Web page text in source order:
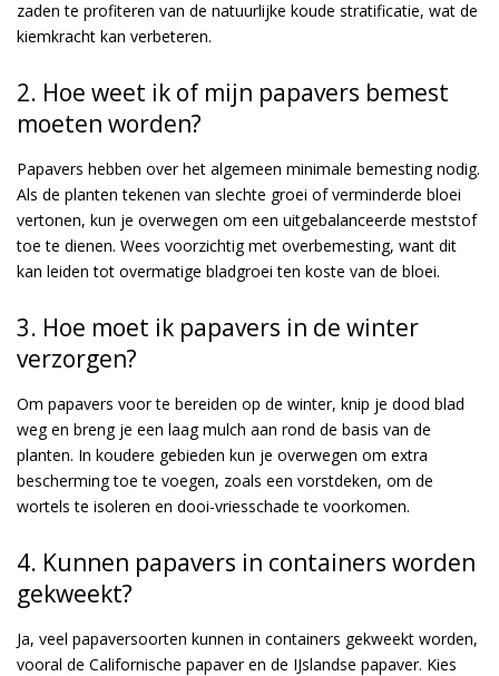
zaden te profiteren van de natuurlijke koude stratificatie, wat de
kiemkracht kan verbeteren.
2. Hoe weet ik of mijn papavers bemest
moeten worden?
Papavers hebben over het algemeen minimale bemesting nodig.
Als de planten tekenen van slechte groei of verminderde bloei
vertonen, kun je overwegen om een uitgebalanceerde meststof
toe te dienen. Wees voorzichtig met overbemesting, want dit
kan leiden tot overmatige bladgroei ten koste van de bloei.
3. Hoe moet ik papavers in de winter
verzorgen?
Om papavers voor te bereiden op de winter, knip je dood blad
weg en breng je een laag mulch aan rond de basis van de
planten. In koudere gebieden kun je overwegen om extra
bescherming toe te voegen, zoals een vorstdeken, om de
wortels te isoleren en dooi-vriesschade te voorkomen.
4. Kunnen papavers in containers worden
gekweekt?
Ja, veel papaversoorten kunnen in containers gekweekt worden,
vooral de Californische papaver en de IJslandse papaver. Kies